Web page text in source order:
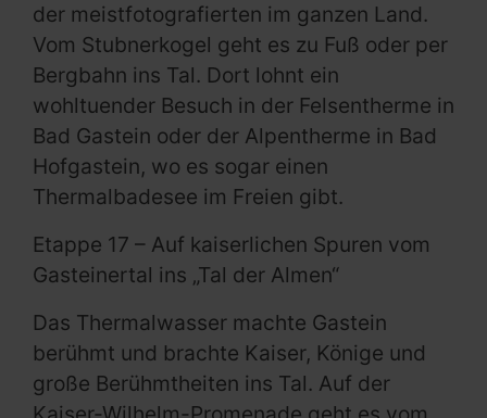
der meistfotografierten im ganzen Land.
Vom Stubnerkogel geht es zu Fuß oder per
Bergbahn ins Tal. Dort lohnt ein
wohltuender Besuch in der Felsentherme in
Bad Gastein oder der Alpentherme in Bad
Hofgastein, wo es sogar einen
Thermalbadesee im Freien gibt.
Etappe 17 – Auf kaiserlichen Spuren vom
Gasteinertal ins „Tal der Almen“
Das Thermalwasser machte Gastein
berühmt und brachte Kaiser, Könige und
große Berühmtheiten ins Tal. Auf der